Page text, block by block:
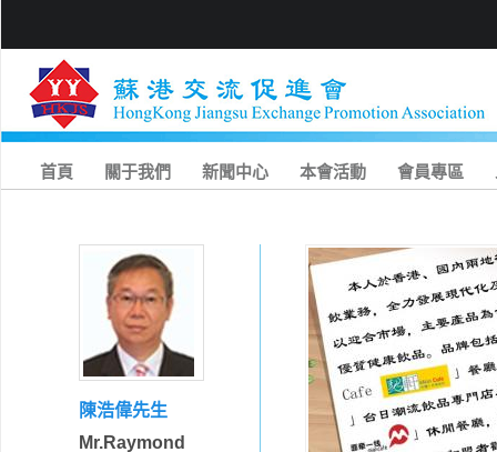
首頁 關于我們 新聞中心 本會活動 會員專區
陳浩偉先生
Mr.Raymond